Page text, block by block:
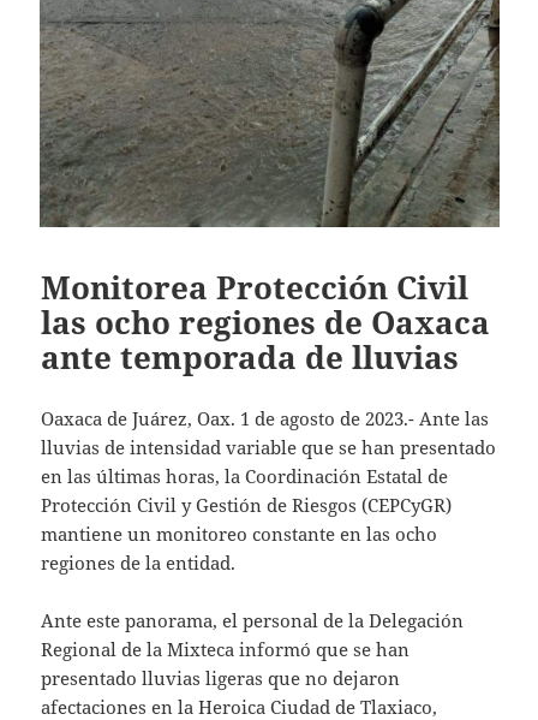
Monitorea Protección Civil
las ocho regiones de Oaxaca
ante temporada de lluvias
Oaxaca de Juárez, Oax. 1 de agosto de 2023.- Ante las
lluvias de intensidad variable que se han presentado
en las últimas horas, la Coordinación Estatal de
Protección Civil y Gestión de Riesgos (CEPCyGR)
mantiene un monitoreo constante en las ocho
regiones de la entidad.
Ante este panorama, el personal de la Delegación
Regional de la Mixteca informó que se han
presentado lluvias ligeras que no dejaron
afectaciones en la Heroica Ciudad de Tlaxiaco,